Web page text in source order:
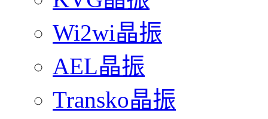
Wi2wi晶振
AEL晶振
Transko晶振